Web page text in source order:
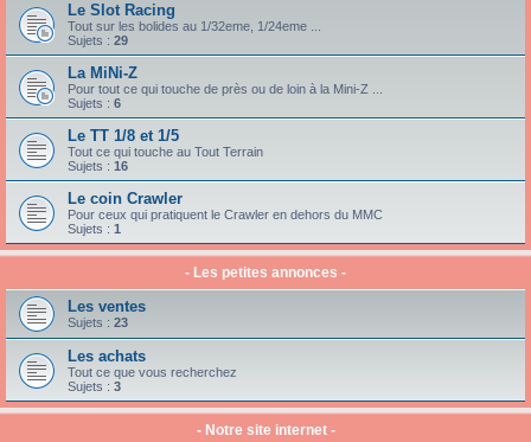
Le Slot Racing
Tout sur les bolides au 1/32eme, 1/24eme ...
Sujets : 29
La MiNi-Z
Pour tout ce qui touche de près ou de loin à la Mini-Z ...
Sujets : 6
Le TT 1/8 et 1/5
Tout ce qui touche au Tout Terrain
Sujets : 16
Le coin Crawler
Pour ceux qui pratiquent le Crawler en dehors du MMC
Sujets : 1
- Les petites annonces -
Les ventes
Sujets : 23
Les achats
Tout ce que vous recherchez
Sujets : 3
- Notre site internet -